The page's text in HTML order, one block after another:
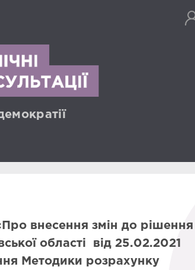
внесення змін до рішення
області від 25.02.2021
Методики розрахунку